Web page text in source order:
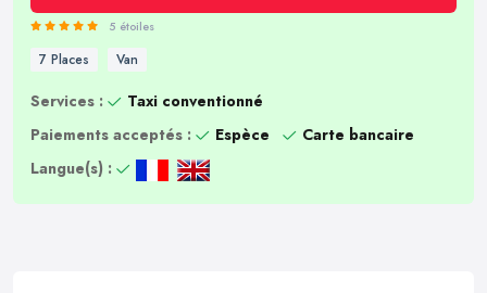
5 étoiles
7 Places Van
Services :
Taxi conventionné
Paiements acceptés :
Espèce
Carte bancaire
Langue(s) :